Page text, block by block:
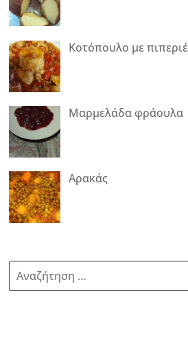
Κοτόπουλο με
Μαρμελάδα φράουλα
Αρακάς
ν